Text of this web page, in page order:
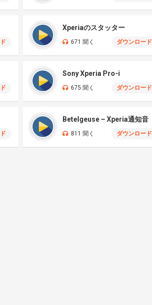
Xperiaのスタッター
671 聞く ダウンロード
Sony Xperia Pro-i
675 聞く ダウンロード
Betelgeuse – Xperia通知音
811 聞く ダウンロード